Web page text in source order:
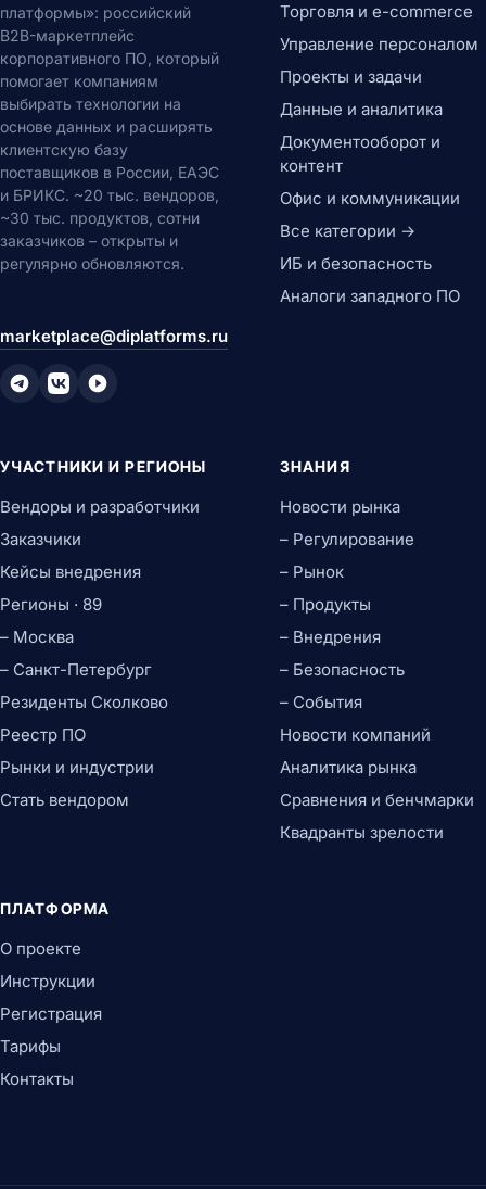
платформы»: российский
B2B-маркетплейс
корпоративного ПО, который
помогает компаниям
выбирать технологии на
основе данных и расширять
клиентскую базу
поставщиков в России, ЕАЭС
и БРИКС. ~20 тыс. вендоров,
~30 тыс. продуктов, сотни
заказчиков – открыты и
регулярно обновляются.
marketplace@diplatforms.ru
Торговля и e-commerce
Управление персоналом
Проекты и задачи
Данные и аналитика
Документооборот и
контент
Офис и коммуникации
Все категории →
ИБ и безопасность
Аналоги западного ПО
УЧАСТНИКИ И РЕГИОНЫ
Вендоры и разработчики
Заказчики
Кейсы внедрения
Регионы · 89
– Москва
– Санкт-Петербург
Резиденты Сколково
Реестр ПО
Рынки и индустрии
Стать вендором
ЗНАНИЯ
Новости рынка
– Регулирование
– Рынок
– Продукты
– Внедрения
– Безопасность
– События
Новости компаний
Аналитика рынка
Сравнения и бенчмарки
Квадранты зрелости
ПЛАТФОРМА
О проекте
Инструкции
Регистрация
Тарифы
Контакты